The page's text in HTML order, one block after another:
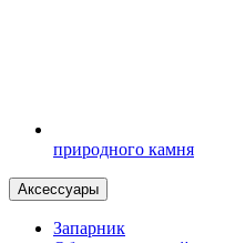
природного камня
Аксессуары
Запарник